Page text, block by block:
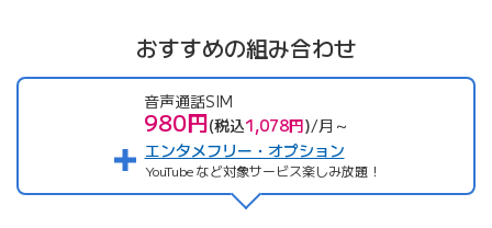
おすすめの組み合わせ
音声通話SIM
980円(税込1,078円)/月～
エンタメフリー・オプション
YouTube など対象サービス楽しみ放題！